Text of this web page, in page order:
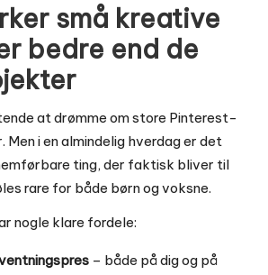
små kreative
bedre end de
at drømme om store Pinterest-
i en almindelig hverdag er det
ting, der faktisk bliver til
rare for både børn og voksne.
nogle klare fordele:
– både på dig og på